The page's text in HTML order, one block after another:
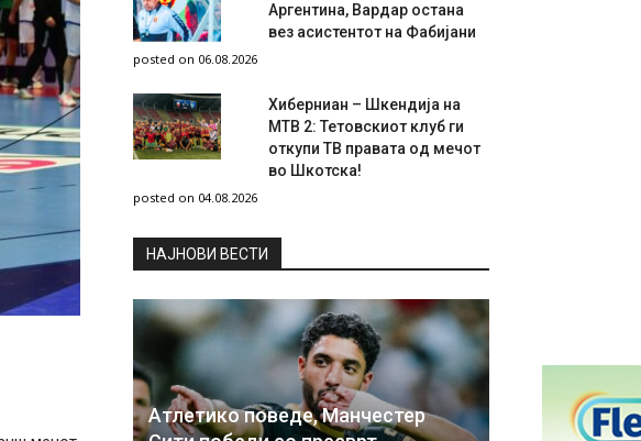
Аргентина, Вардар остана
вез асистентот на Фабијани
posted on 06.08.2026
Хиберниан – Шкендија на
МТВ 2: Тетовскиот клуб ги
откупи ТВ правата од мечот
во Шкотска!
posted on 04.08.2026
НAЈНОВИ ВЕСТИ
Атлетико поведе, Манчестер